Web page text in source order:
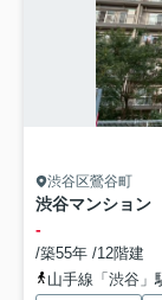
渋谷区鶯谷町
渋谷マンション
-
/築55年 /12階建
山手線「渋谷」